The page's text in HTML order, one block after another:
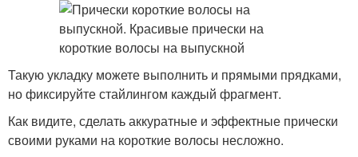
Такую укладку можете выполнить и прямыми прядками,
но фиксируйте стайлингом каждый фрагмент.
Как видите, сделать аккуратные и эффектные прически
своими руками на короткие волосы несложно.